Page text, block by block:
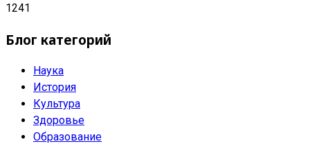
1241
Блог категорий
Наука
История
Культура
Здоровье
Образование